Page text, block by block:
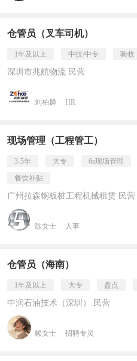
仓管员（叉车司机）
1年及以上 中技/中专 验收
深圳市兆航物流 民营
刘柏麟 HR
现场管理（工程管工）
3-5年 大专 6s现场管理
餐饮补贴
广州拉森钢板桩工程机械租赁 民营
陈女士 人事
仓管员（海南）
1年及以上 大专 盘点
中润石油技术（深圳） 民营
赖女士 招聘专员